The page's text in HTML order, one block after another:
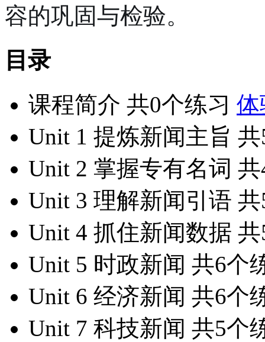
容的巩固与检验。
目录
课程简介 共0个练习 体
Unit 1 提炼新闻主旨
Unit 2 掌握专有名词
Unit 3 理解新闻引语
Unit 4 抓住新闻数据
Unit 5 时政新闻 共6个
Unit 6 经济新闻 共6个
Unit 7 科技新闻 共5个